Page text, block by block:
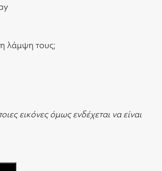
λάμψη τους;
εικόνες όμως ενδέχεται να είναι